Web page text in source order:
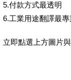
5.付款方式最透明
6.工業用途翻譯最專
立即點選上方圖片